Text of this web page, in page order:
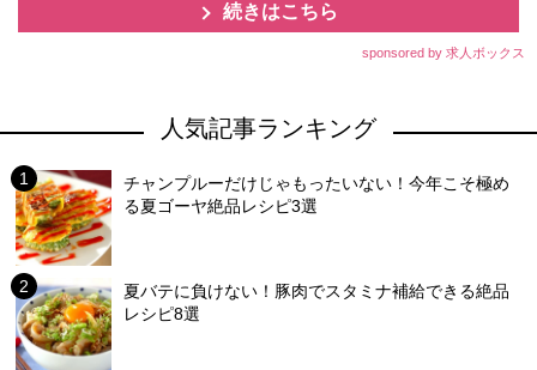
続きはこちら
sponsored by 求人ボックス
人気記事ランキング
チャンプルーだけじゃもったいない！今年こそ極め
る夏ゴーヤ絶品レシピ3選
夏バテに負けない！豚肉でスタミナ補給できる絶品
レシピ8選